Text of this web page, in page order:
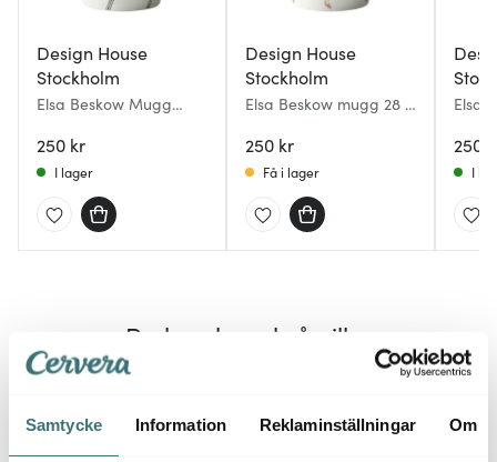
Samtycke Information Reklaminställningar Om
Design House
Stockholm
Elsa Beskow Mugg
250 kr
I lager
Design House
Stockholm
Elsa Beskow mugg 28 cl
250 kr
Få i lager
Elsa
250
I
Du kanske också gillar